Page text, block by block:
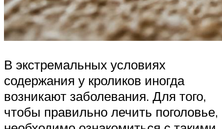
В экстремальных условиях
содержания у кроликов иногда
возникают заболевания. Для того,
чтобы правильно лечить поголовье,